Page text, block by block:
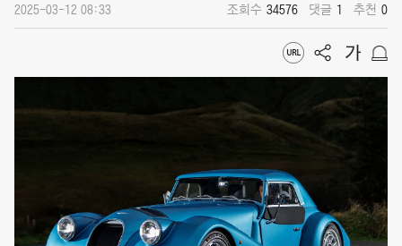
2025-03-12 08:33 조회수 34576 댓글 1 추천 0